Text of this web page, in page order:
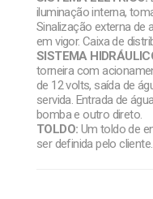
iluminação interna,
Sinalização externa de
em vigor. Caixa de
SISTEMA
torneira com
de 12 volts, saída de
servida. Entrada de
bomba e outro direto.
TOLDO: Um toldo de
ser definida pelo cliente.